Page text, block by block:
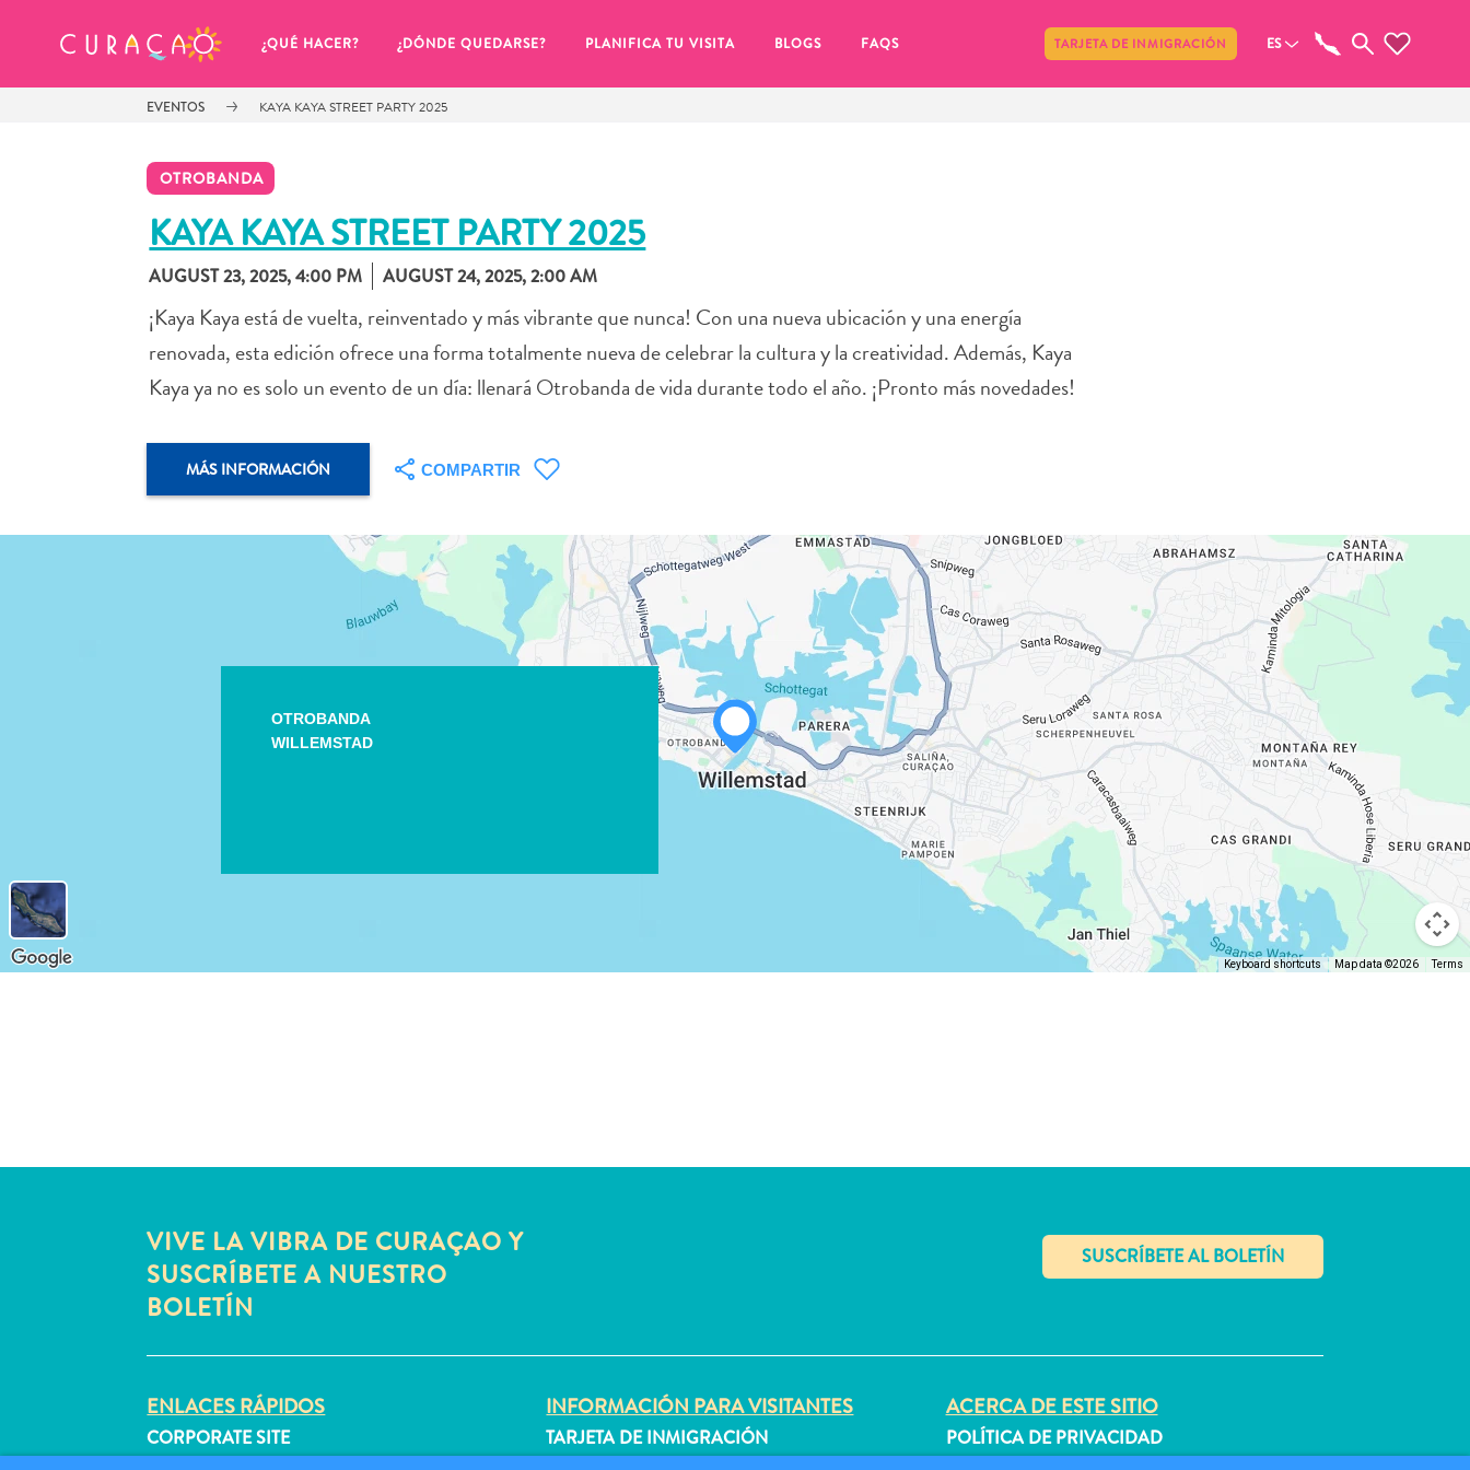
¿QUÉ HACER? ¿DÓNDE QUEDARSE? PLANIFICA TU VISITA BLOGS FAQS TARJETA DE INMIGRACIÓN ES
EVENTOS KAYA KAYA STREET PARTY 2025
OTROBANDA
KAYA KAYA STREET PARTY 2025
AUGUST 23, 2025, 4:00 PM AUGUST 24, 2025, 2:00 AM
¡Kaya Kaya está de vuelta, reinventado y más vibrante que nunca! Con una nueva ubicación y una energía
renovada, esta edición ofrece una forma totalmente nueva de celebrar la cultura y la creatividad. Además, Kaya
Kaya ya no es solo un evento de un día: llenará Otrobanda de vida durante todo el año. ¡Pronto más novedades!
MÁS INFORMACIÓN COMPARTIR
WHATSAPP
OTROBANDA
WILLEMSTAD
Keyboard shortcuts Map data ©2026 Terms
VIVE LA VIBRA DE CURAÇAO Y
SUSCRÍBETE A NUESTRO
BOLETÍN
✕
ENLACES RÁPIDOS
CORPORATE SITE
INFORMACIÓN PARA VISITANTES
TARJETA DE INMIGRACIÓN
ACERCA DE ESTE SITIO
POLÍTICA DE PRIVACIDAD
MIS FAVORITOS Compartir
Parece que no has guardado
Cuando quiera guardar algo para más tarde, asegúrese de hacer clic en el